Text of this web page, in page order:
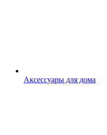
Аксессуары для дома